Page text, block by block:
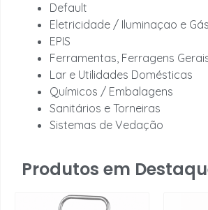
Default
Eletricidade / Iluminaçao e Gás
EPIS
Ferramentas, Ferragens
Lar e Utilidades Domésticas
Químicos / Embalagens
Sanitários e Torneiras
Sistemas de Vedação
Produtos em